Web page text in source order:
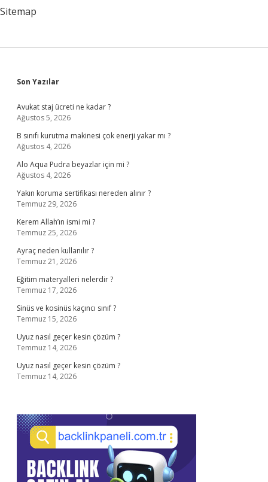
Sitemap
Sidebar
Son Yazılar
Avukat staj ücreti ne kadar ?
Ağustos 5, 2026
B sınıfı kurutma makinesi çok enerji yakar mı ?
Ağustos 4, 2026
Alo Aqua Pudra beyazlar için mi ?
Ağustos 4, 2026
Yakın koruma sertifikası nereden alınır ?
Temmuz 29, 2026
Kerem Allah’ın ismi mi ?
Temmuz 25, 2026
Ayraç neden kullanılır ?
Temmuz 21, 2026
Eğitim materyalleri nelerdir ?
Temmuz 17, 2026
Sinüs ve kosinüs kaçıncı sınıf ?
Temmuz 15, 2026
Uyuz nasıl geçer kesin çözüm ?
Temmuz 14, 2026
Uyuz nasıl geçer kesin çözüm ?
Temmuz 14, 2026